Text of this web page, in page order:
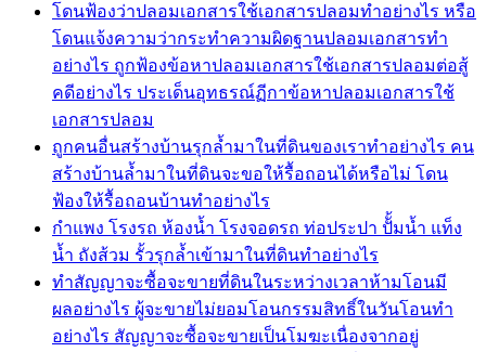
โดนฟ้องว่าปลอมเอกสารใช้เอกสารปลอมทำอย่างไร หรือ
โดนแจ้งความว่ากระทำความผิดฐานปลอมเอกสารทำ
อย่างไร ถูกฟ้องข้อหาปลอมเอกสารใช้เอกสารปลอมต่อสู้
คดีอย่างไร ประเด็นอุทธรณ์ฏีกาข้อหาปลอมเอกสารใช้
เอกสารปลอม
ถูกคนอื่นสร้างบ้านรุกล้ำมาในที่ดินของเราทำอย่างไร คน
สร้างบ้านล้ำมาในที่ดินจะขอให้รื้อถอนได้หรือไม่ โดน
ฟ้องให้รื้อถอนบ้านทำอย่างไร
กำแพง โรงรถ ห้องน้ำ โรงจอดรถ ท่อประปา ปัั้มน้ำ แท็ง
น้ำ ถังส้วม รั้วรุกล้ำเข้ามาในที่ดินทำอย่างไร
ทำสัญญาจะซื้อจะขายที่ดินในระหว่างเวลาห้ามโอนมี
ผลอย่างไร ผู้จะขายไม่ยอมโอนกรรมสิทธิ์ในวันโอนทำ
อย่างไร สัญญาจะซื้อจะขายเป็นโมฆะเนื่องจากอยู่